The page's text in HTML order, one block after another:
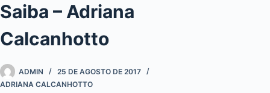
Saiba – Adriana
Calcanhotto
ADMIN
25 DE AGOSTO DE 2017
ADRIANA CALCANHOTTO